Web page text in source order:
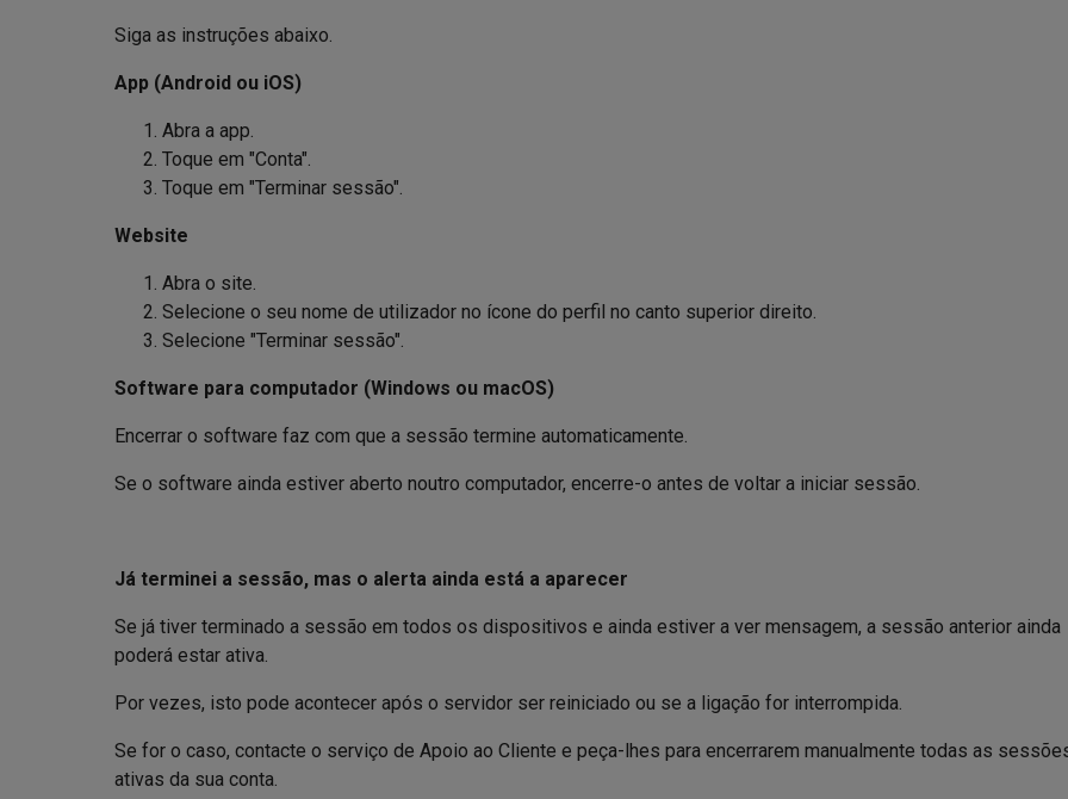
Siga as instruções abaixo.
App (Android ou iOS)
Abra a app.
Toque em "Conta".
Toque em "Terminar sessão".
Website
Abra o site.
Selecione o seu nome de utilizador no ícone do perfil no canto superior direito.
Selecione "Terminar sessão".
Software para computador (Windows ou macOS)
Encerrar o software faz com que a sessão termine automaticamente.
Se o software ainda estiver aberto noutro computador, encerre-o antes de voltar a iniciar sessão.
Já terminei a sessão, mas o alerta ainda está a aparecer
Se já tiver terminado a sessão em todos os dispositivos e ainda estiver a ver mensagem, a sessão anterior ainda
poderá estar ativa.
Por vezes, isto pode acontecer após o servidor ser reiniciado ou se a ligação for interrompida.
Se for o caso, contacte o serviço de Apoio ao Cliente e peça-lhes para encerrarem manualmente todas as
ativas da sua conta.